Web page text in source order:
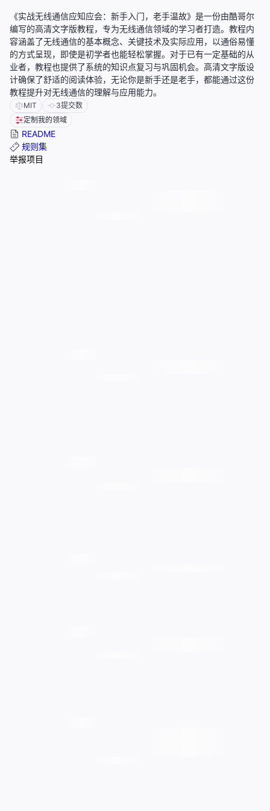
《实战无线通信应知应会：新手入门，老手温故》是一份由酷哥尔
编写的高清文字版教程，专为无线通信领域的学习者打造。教程内
容涵盖了无线通信的基本概念、关键技术及实际应用，以通俗易懂
的方式呈现，即使是初学者也能轻松掌握。对于已有一定基础的从
业者，教程也提供了系统的知识点复习与巩固机会。高清文字版设
计确保了舒适的阅读体验，无论你是新手还是老手，都能通过这份
教程提升对无线通信的理解与应用能力。
MIT 3提交数
定制我的领域
README
规则集
举报项目